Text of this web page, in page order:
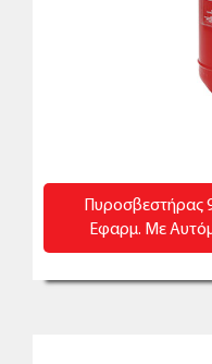
Πυροσβεστήρας
Εφαρμ. Με